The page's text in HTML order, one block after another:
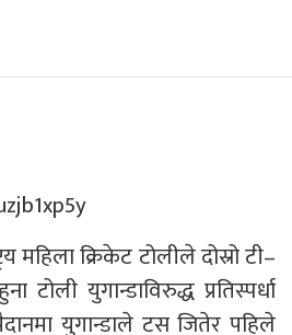
महिला क्रिकेट टोलीले दोस्रो टी–
टोली युगान्डाविरुद्ध प्रतिस्पर्धा
युगान्डाले टस जितेर पहिले